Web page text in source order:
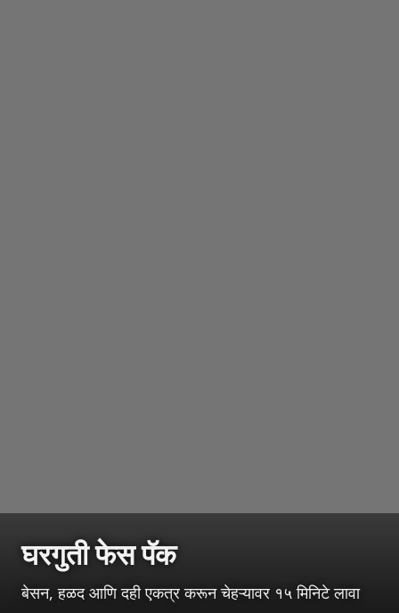
घरगुती फेस पॅक
बेसन, हळद आणि दही एकत्र करून चेहऱ्यावर १५ मिनिटे लावा